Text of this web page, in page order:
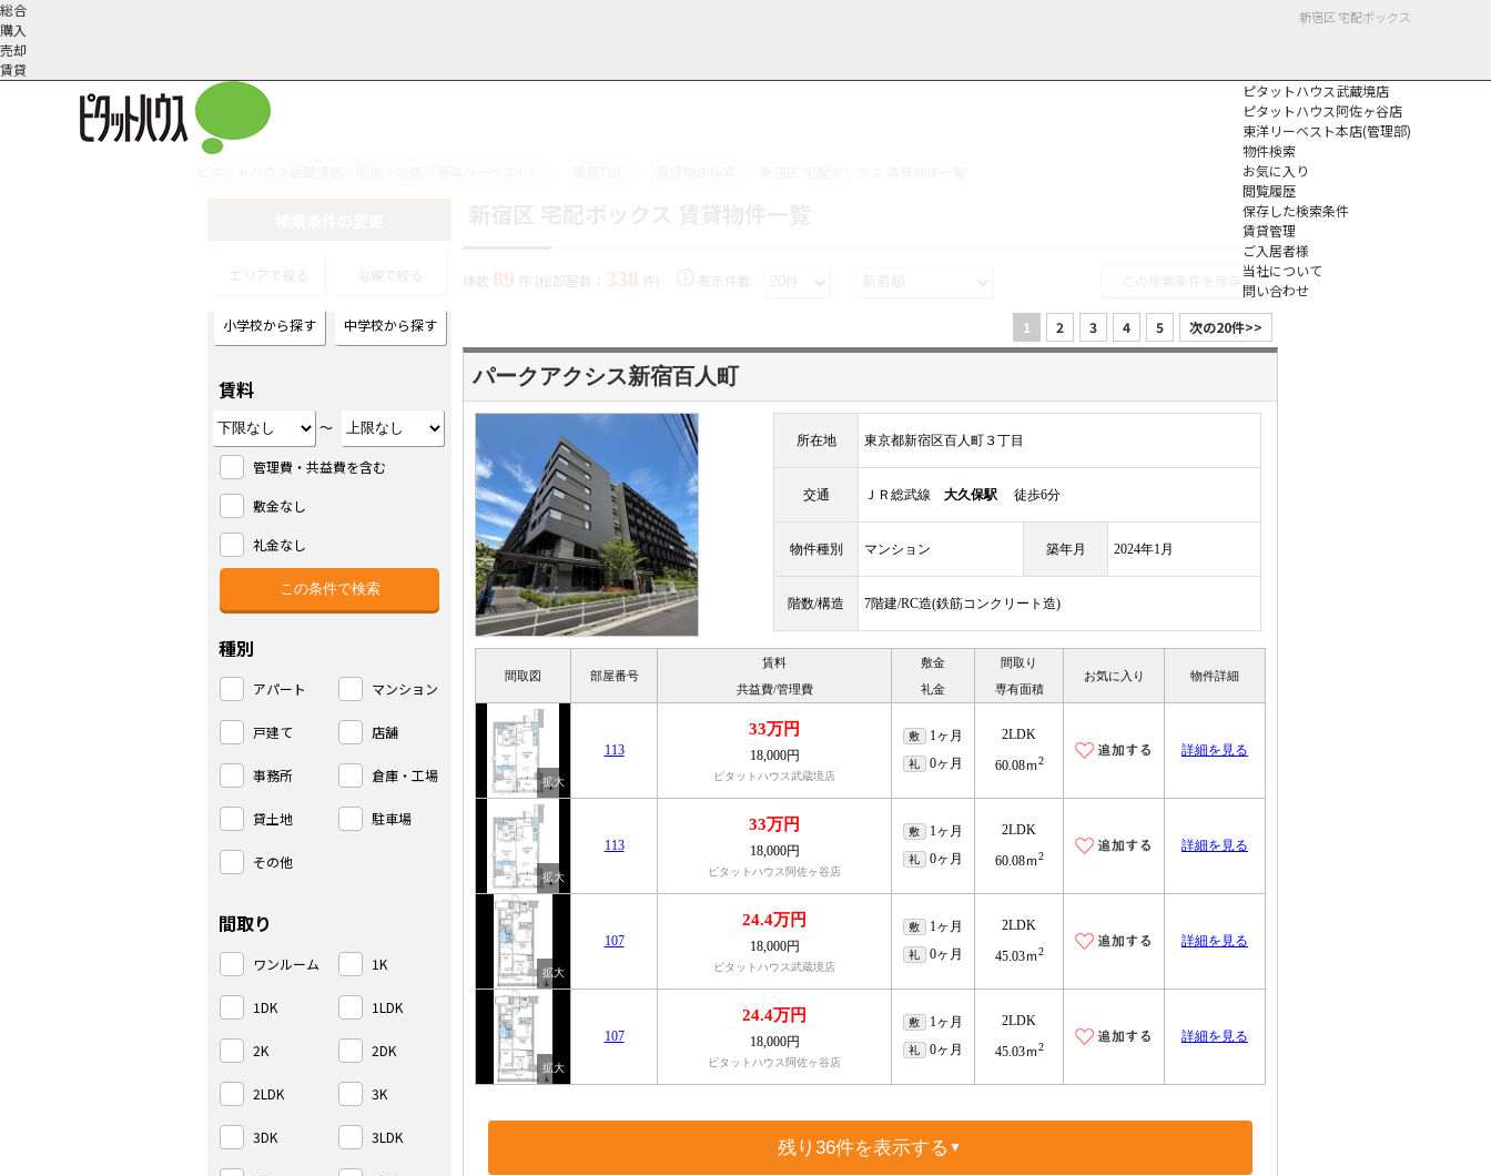
新宿区 宅配ボックス
総合
購入
売却
賃貸
ピタットハウス武蔵境店
ピタットハウス阿佐ヶ谷店
東洋リーベスト本店(管理部)
物件検索
お気に入り
閲覧履歴
保存した検索条件
賃貸管理
ご入居者様
当社について
問い合わせ
棟数 89 件 (総部屋数： 338 件) 表示件数
1 2 3 4 5 次の20件>>
パークアクシス新宿百人町
所在地 東京都新宿区百人町３丁目
交通 ＪＲ総武線 大久保駅 徒歩6分
物件種別 マンション 築年月 2024年1月
階数/構造 7階建/RC造(鉄筋コンクリート造)
間取図 部屋番号
賃料
共益費/管理費
敷金
礼金
間取り
専有面積
お気に入り 物件詳細
113
33万円
18,000円
ピタットハウス武蔵境店
敷 1ヶ月
礼 0ヶ月
2LDK
60.08ｍ2
詳細を見る
113
33万円
18,000円
ピタットハウス阿佐ヶ谷店
敷 1ヶ月
礼 0ヶ月
2LDK
60.08ｍ2
詳細を見る
107
24.4万円
18,000円
ピタットハウス武蔵境店
敷 1ヶ月
礼 0ヶ月
2LDK
45.03ｍ2
詳細を見る
107
24.4万円
18,000円
ピタットハウス阿佐ヶ谷店
敷 1ヶ月
礼 0ヶ月
2LDK
45.03ｍ2
詳細を見る
残り36件を表示する ▼
エリアで絞る 沿線で絞る
小学校から探す 中学校から探す
賃料
～
管理費・共益費を含む
敷金なし
礼金なし
種別
アパート マンション
戸建て 店舗
事務所 倉庫・工場
貸土地 駐車場
その他
間取り
ワンルーム 1K
1DK 1LDK
2K 2DK
2LDK 3K
3DK 3LDK